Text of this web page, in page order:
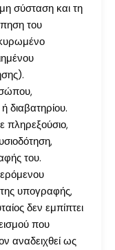
σύσταση και τη
του
διαβατηρίου.
πληρεξούσιο,
του.
υπογραφής,
δεν εμπίπτει
που
αναδειχθεί ως